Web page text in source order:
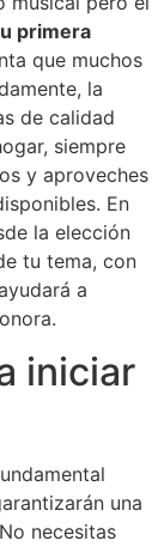
primera
que muchos
la
de calidad
siempre
y aproveches
En
la elección
tu tema, con
a
iniciar
una
necesitas